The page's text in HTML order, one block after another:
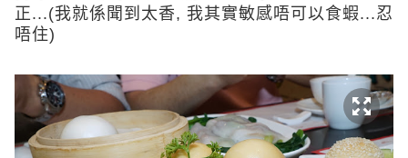
正...(我就係聞到太香, 我其實敏感唔可以食蝦...忍
唔住)